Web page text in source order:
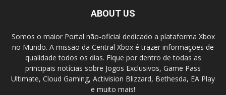
ABOUT US
Somos o maior Portal não-oficial dedicado a plataforma Xbox
no Mundo. A missão da Central Xbox é trazer informações de
qualidade todos os dias. Fique por dentro de todas as
principais notícias sobre Jogos Exclusivos, Game Pass
Ultimate, Cloud Gaming, Activision Blizzard, Bethesda, EA Play
e muito mais!